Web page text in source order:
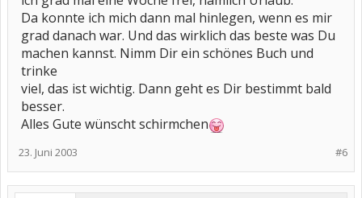
Da konnte ich mich dann mal hinlegen, wenn es mir
grad danach war. Und das wirklich das beste was Du
machen kannst. Nimm Dir ein schönes Buch und
trinke
viel, das ist wichtig. Dann geht es Dir bestimmt bald
besser.
Alles Gute wünscht schirmchen
#6
23. Juni 2003